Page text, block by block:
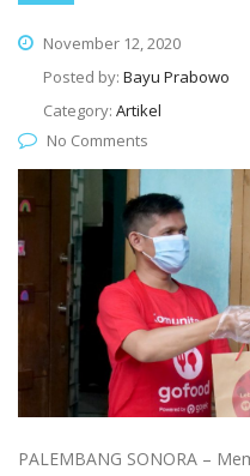
November 12, 2020
Posted by: Bayu Prabowo
Category: Artikel
No Comments
PALEMBANG SONORA –